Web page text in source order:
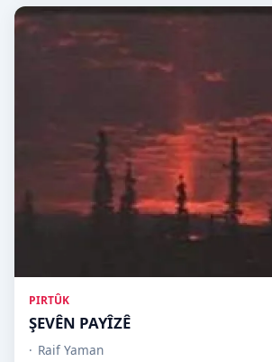
PIRTÛK
ŞEVÊN PAYÎZÊ
Raif Yaman